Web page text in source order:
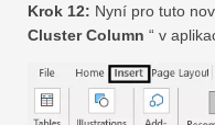
Krok 12: Nyní pro tuto
Cluster Column “ v